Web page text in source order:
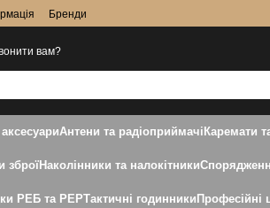
Бренди
вам?
Антени та радіоприймачі Каремати
зброїНаколінники та налокітники
РЕБ та РЕРТактичні годинники Професійні